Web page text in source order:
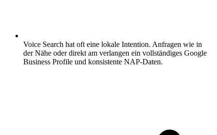
Voice Search hat oft eine lokale Intention. Anfragen wie in
der Nähe oder direkt am verlangen ein vollständiges Google
Business Profile und konsistente NAP-Daten.